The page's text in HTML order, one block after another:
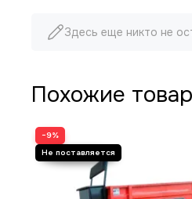
Здесь еще никто не
Похожие
−9%